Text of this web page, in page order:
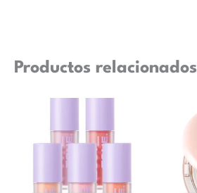
Productos relacionados